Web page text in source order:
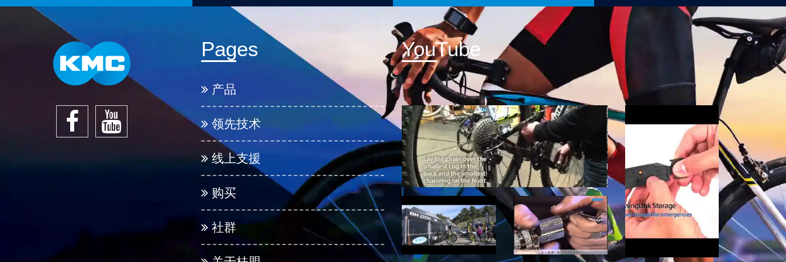
Pages
产品
领先技术
线上支援
购买
社群
YouTube